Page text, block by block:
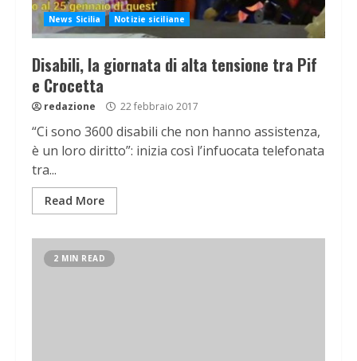
News Sicilia Notizie siciliane
Disabili, la giornata di alta tensione tra Pif
e Crocetta
redazione 22 febbraio 2017
“Ci sono 3600 disabili che non hanno assistenza,
è un loro diritto”: inizia così l’infuocata telefonata
tra...
Read More
2 MIN READ